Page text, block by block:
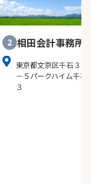
2 相田会計事務所
東京都文京区千石３－
－５パークハイム千石
３